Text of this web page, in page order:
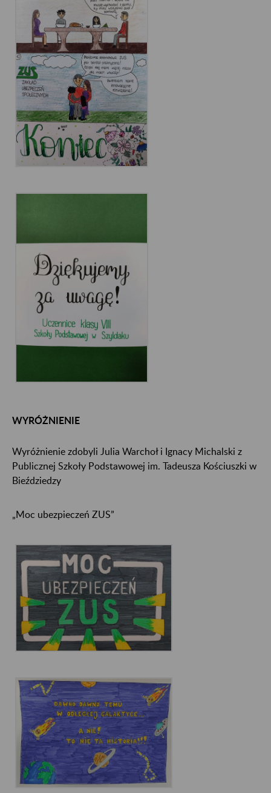
WYRÓŻNIENIE
Wyróżnienie zdobyli Julia Warchoł i Ignacy Michalski z
Publicznej Szkoły Podstawowej im. Tadeusza Kościuszki w
Bieździedzy
„Moc ubezpieczeń ZUS”